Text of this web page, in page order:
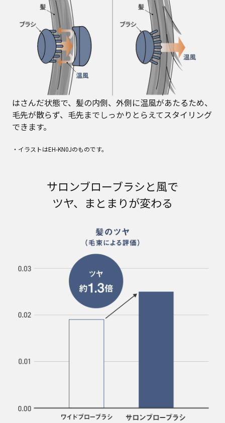
はさんだ状態で、髪の内側、外側に温風があたるため、
毛先が散らず、毛先までしっかりとらえてスタイリング
できます。
・イラストはEH-KN0Jのものです。
サロンブローブラシと風で
ツヤ、まとまりが変わる